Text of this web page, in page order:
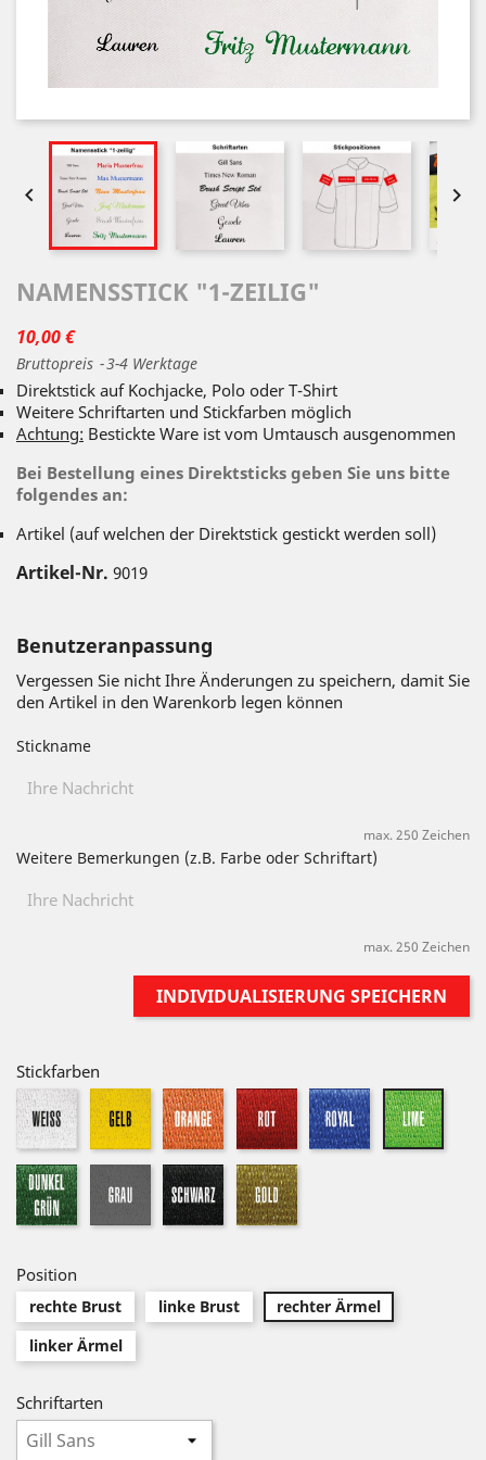
 
NAMENSSTICK "1-ZEILIG"
10,00 €
Bruttopreis 3-4 Werktage
Direktstick auf Kochjacke, Polo oder T-Shirt
Weitere Schriftarten und Stickfarben möglich
Achtung: Bestickte Ware ist vom Umtausch ausgenommen
Bei Bestellung eines Direktsticks geben Sie uns bitte
folgendes an:
Artikel (auf welchen der Direktstick gestickt werden soll)
Artikel-Nr. 9019
Benutzeranpassung
Vergessen Sie nicht Ihre Änderungen zu speichern, damit Sie
den Artikel in den Warenkorb legen können
Stickname
max. 250 Zeichen
Weitere Bemerkungen (z.B. Farbe oder Schriftart)
max. 250 Zeichen
INDIVIDUALISIERUNG SPEICHERN
Stickfarben
Weiß Gelb orange rot royalblaulime
dunkelgrün Grau Schwarz Gold
Position
rechte Brust linke Brust
rechter Ärmel
linker Ärmel
Schriftarten